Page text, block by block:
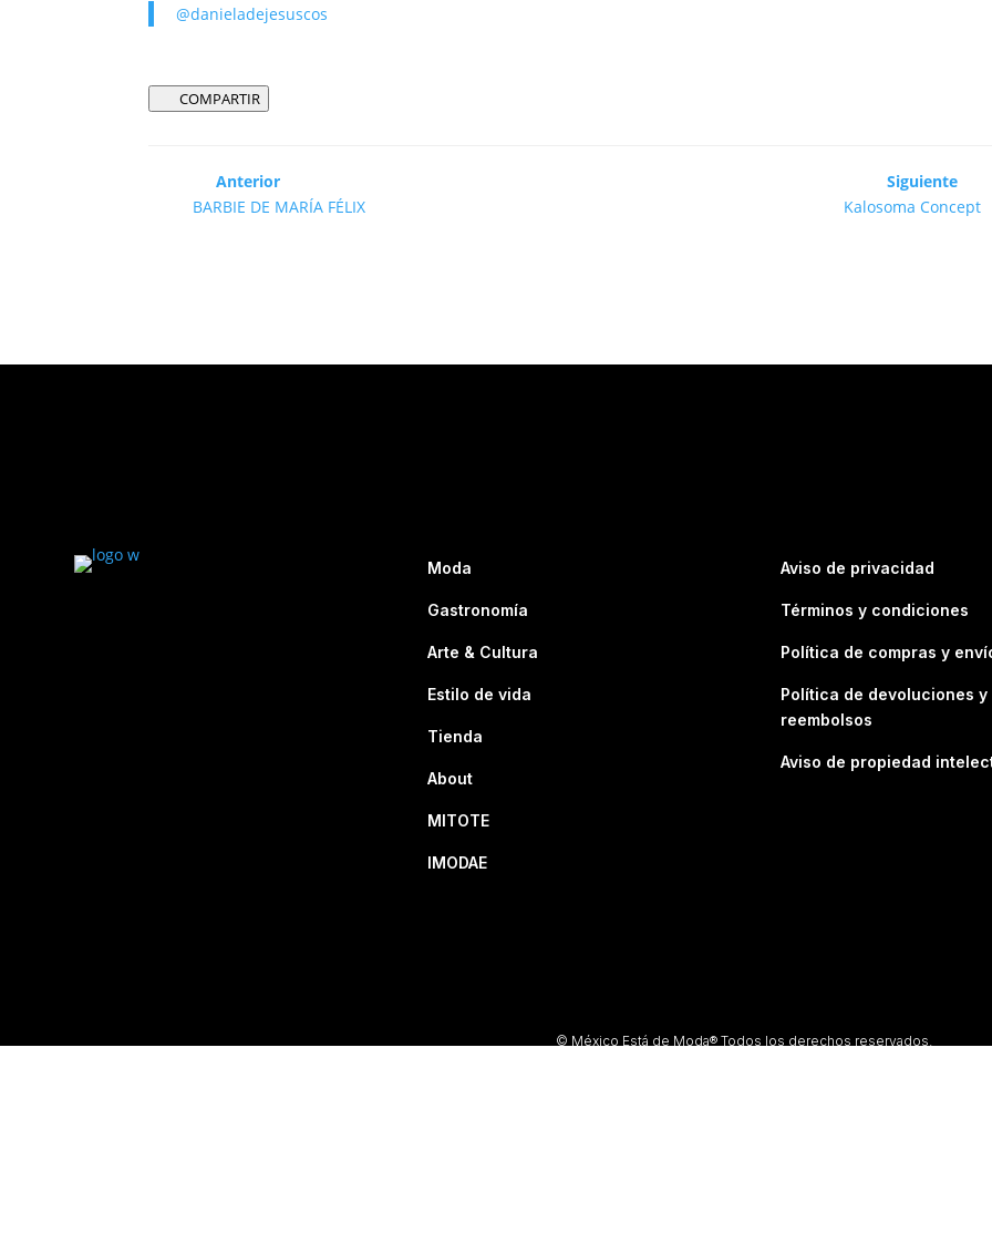
@danieladejesuscos
COMPARTIR
Anterior
BARBIE DE MARÍA FÉLIX
Siguiente
Kalosoma Concept
Moda
Gastronomía
Arte & Cultura
Estilo de vida
Tienda
About
MITOTE
IMODAE
Aviso de privacidad
Términos y condiciones
Política de compras y
Política de devoluciones y
reembolsos
Aviso de propiedad
© México Está de Moda® Todos los derechos reservados.